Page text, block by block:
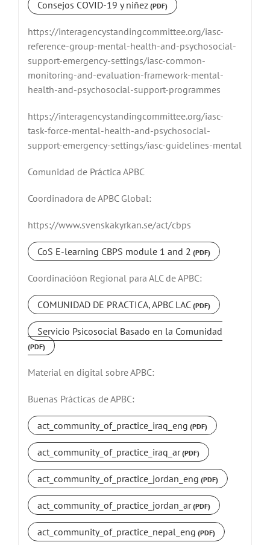
Consejos COVID-19 y niñez
https://interagencystandingcommittee.org/iasc-
reference-group-mental-health-and-psychosocial-
support-emergency-settings/iasc-common-
monitoring-and-evaluation-framework-mental-
health-and-psychosocial-support-programmes
https://interagencystandingcommittee.org/iasc-
task-force-mental-health-and-psychosocial-
support-emergency-settings/iasc-guidelines-mental
Comunidad de Práctica APBC
Coordinadora de APBC Global:
https://www.svenskakyrkan.se/act/cbps
CoS E-learning CBPS module 1 and 2
Coordinacióon Regional para ALC de APBC:
COMUNIDAD DE PRACTICA, APBC LAC
Servicio Psicosocial Basado en la Comunidad
Material en digital sobre APBC:
Buenas Prácticas de APBC:
act_community_of_practice_iraq_eng
act_community_of_practice_iraq_ar
act_community_of_practice_jordan_eng
act_community_of_practice_jordan_ar
act_community_of_practice_nepal_eng